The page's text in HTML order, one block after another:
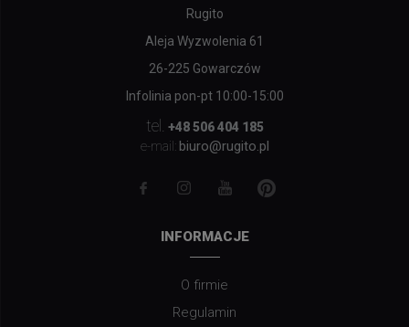
Rugito
Aleja Wyzwolenia 61
26-225 Gowarczów
Infolinia pon-pt 10:00-15:00
tel. +48 506 404 185
e-mail: biuro@rugito.pl
INFORMACJE
O firmie
Regulamin